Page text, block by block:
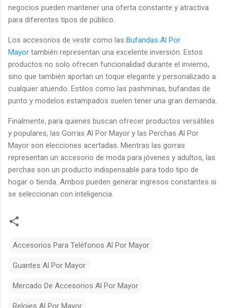
negocios pueden mantener una oferta constante y atractiva
para diferentes tipos de público.
Los accesorios de vestir como las Bufandas Al Por
Mayor también representan una excelente inversión. Estos
productos no solo ofrecen funcionalidad durante el invierno,
sino que también aportan un toque elegante y personalizado a
cualquier atuendo. Estilos como las pashminas, bufandas de
punto y modelos estampados suelen tener una gran demanda.
Finalmente, para quienes buscan ofrecer productos versátiles
y populares, las Gorras Al Por Mayor y las Perchas Al Por
Mayor son elecciones acertadas. Mientras las gorras
representan un accesorio de moda para jóvenes y adultos, las
perchas son un producto indispensable para todo tipo de
hogar o tienda. Ambos pueden generar ingresos constantes si
se seleccionan con inteligencia.
Accesorios Para Teléfonos Al Por Mayor
Guantes Al Por Mayor
Mercado De Accesorios Al Por Mayor
Relojes Al Por Mayor